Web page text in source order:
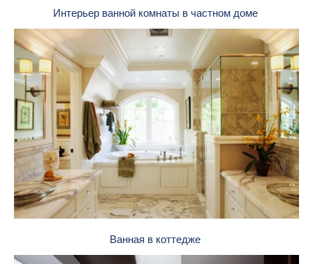
Интерьер ванной комнаты в частном доме
Ванная в коттедже